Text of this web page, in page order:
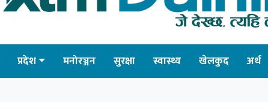
प्रदेश मनोरञ्जन सुरक्षा स्वास्थ्य खेलकुद अर्थ